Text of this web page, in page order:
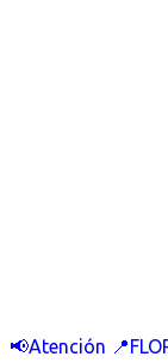
📢Atención